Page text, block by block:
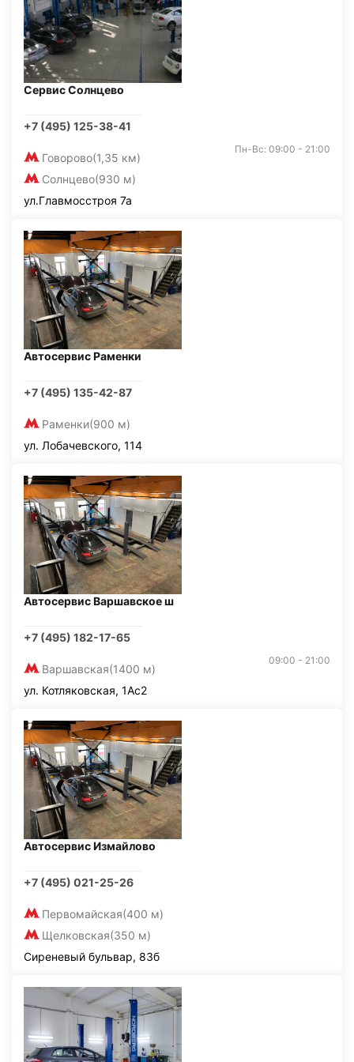
Сервис Солнцево
+7 (495) 125-38-41
Говорово(1,35 км)
Солнцево(930 м)
Пн-Вс: 09:00 - 21:00
ул.Главмосстроя 7а
Автосервис Раменки
+7 (495) 135-42-87
Раменки(900 м)
ул. Лобачевского, 114
Автосервис Варшавское ш
+7 (495) 182-17-65
Варшавская(1400 м)
09:00 - 21:00
ул. Котляковская, 1Ас2
Автосервис Измайлово
+7 (495) 021-25-26
Первомайская(400 м)
Щелковская(350 м)
Сиреневый бульвар, 83б